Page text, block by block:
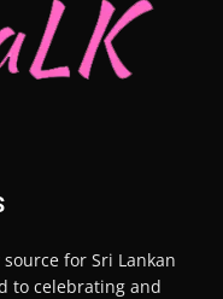
for Sri Lankan
to celebrating and